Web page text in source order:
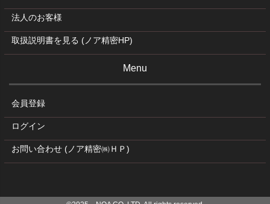
法人のお客様
取扱説明書を見る (ノア精密HP)
Menu
会員登録
ログイン
お問い合わせ (ノア精密㈱ＨＰ)